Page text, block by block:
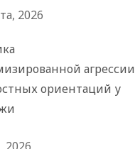
2026
агрессии
ориентаций у